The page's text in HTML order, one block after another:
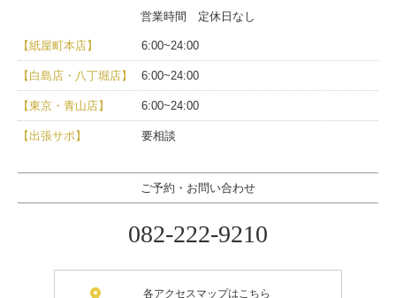
営業時間 定休日なし
【紙屋町本店】 6:00~24:00
【白島店・八丁堀店】 6:00~24:00
【東京・青山店】 6:00~24:00
【出張サポ】 要相談
ご予約・お問い合わせ
082-222-9210
各アクセスマップはこちら